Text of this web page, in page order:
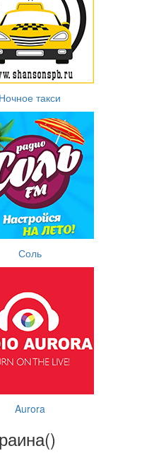
Ночное такси
Соль
Aurora
)